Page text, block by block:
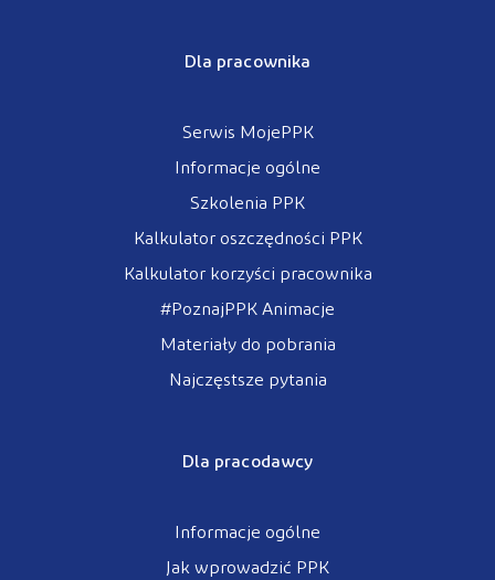
Dla pracownika
Serwis MojePPK
Informacje ogólne
Szkolenia PPK
Kalkulator oszczędności PPK
Kalkulator korzyści pracownika
#PoznajPPK Animacje
Materiały do pobrania
Najczęstsze pytania
Dla pracodawcy
Informacje ogólne
Jak wprowadzić PPK